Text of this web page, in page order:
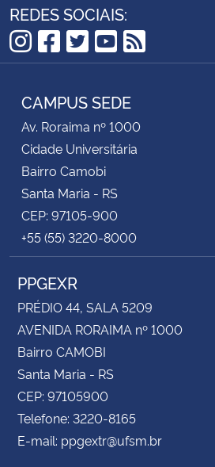
REDES SOCIAIS:
Instagram
Facebook
Twitter
YouTube
RSS
CAMPUS SEDE
Av. Roraima nº 1000
Cidade Universitária
Bairro Camobi
Santa Maria - RS
CEP: 97105-900
+55 (55) 3220-8000
PPGEXR
PRÉDIO 44, SALA 5209
AVENIDA RORAIMA nº 1000
Bairro CAMOBI
Santa Maria - RS
CEP: 97105900
Telefone: 3220-8165
E-mail: ppgextr@ufsm.br